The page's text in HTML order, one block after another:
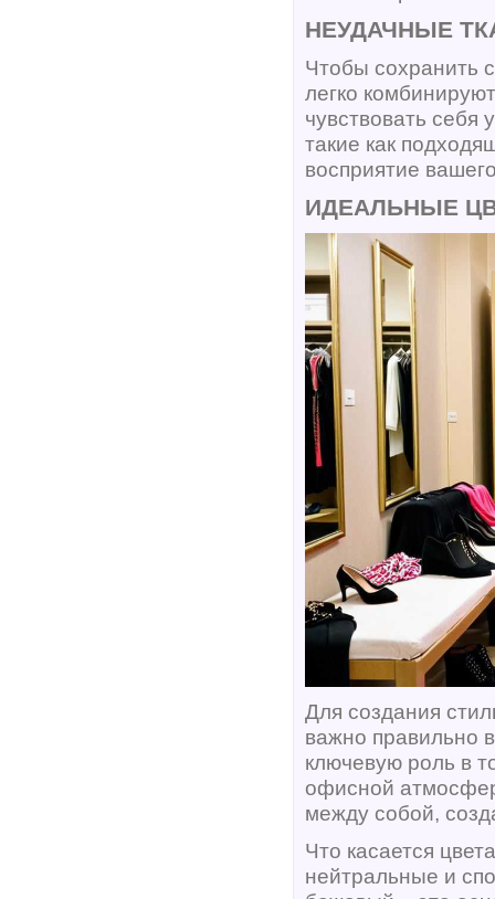
НЕУДАЧНЫЕ
Чтобы сохранить
легко
чувствовать себя
такие как
восприятие
ИДЕАЛЬНЫЕ
Для создания
важно правильно
ключевую роль в
офисной
между собой,
Что касается
нейтральные и